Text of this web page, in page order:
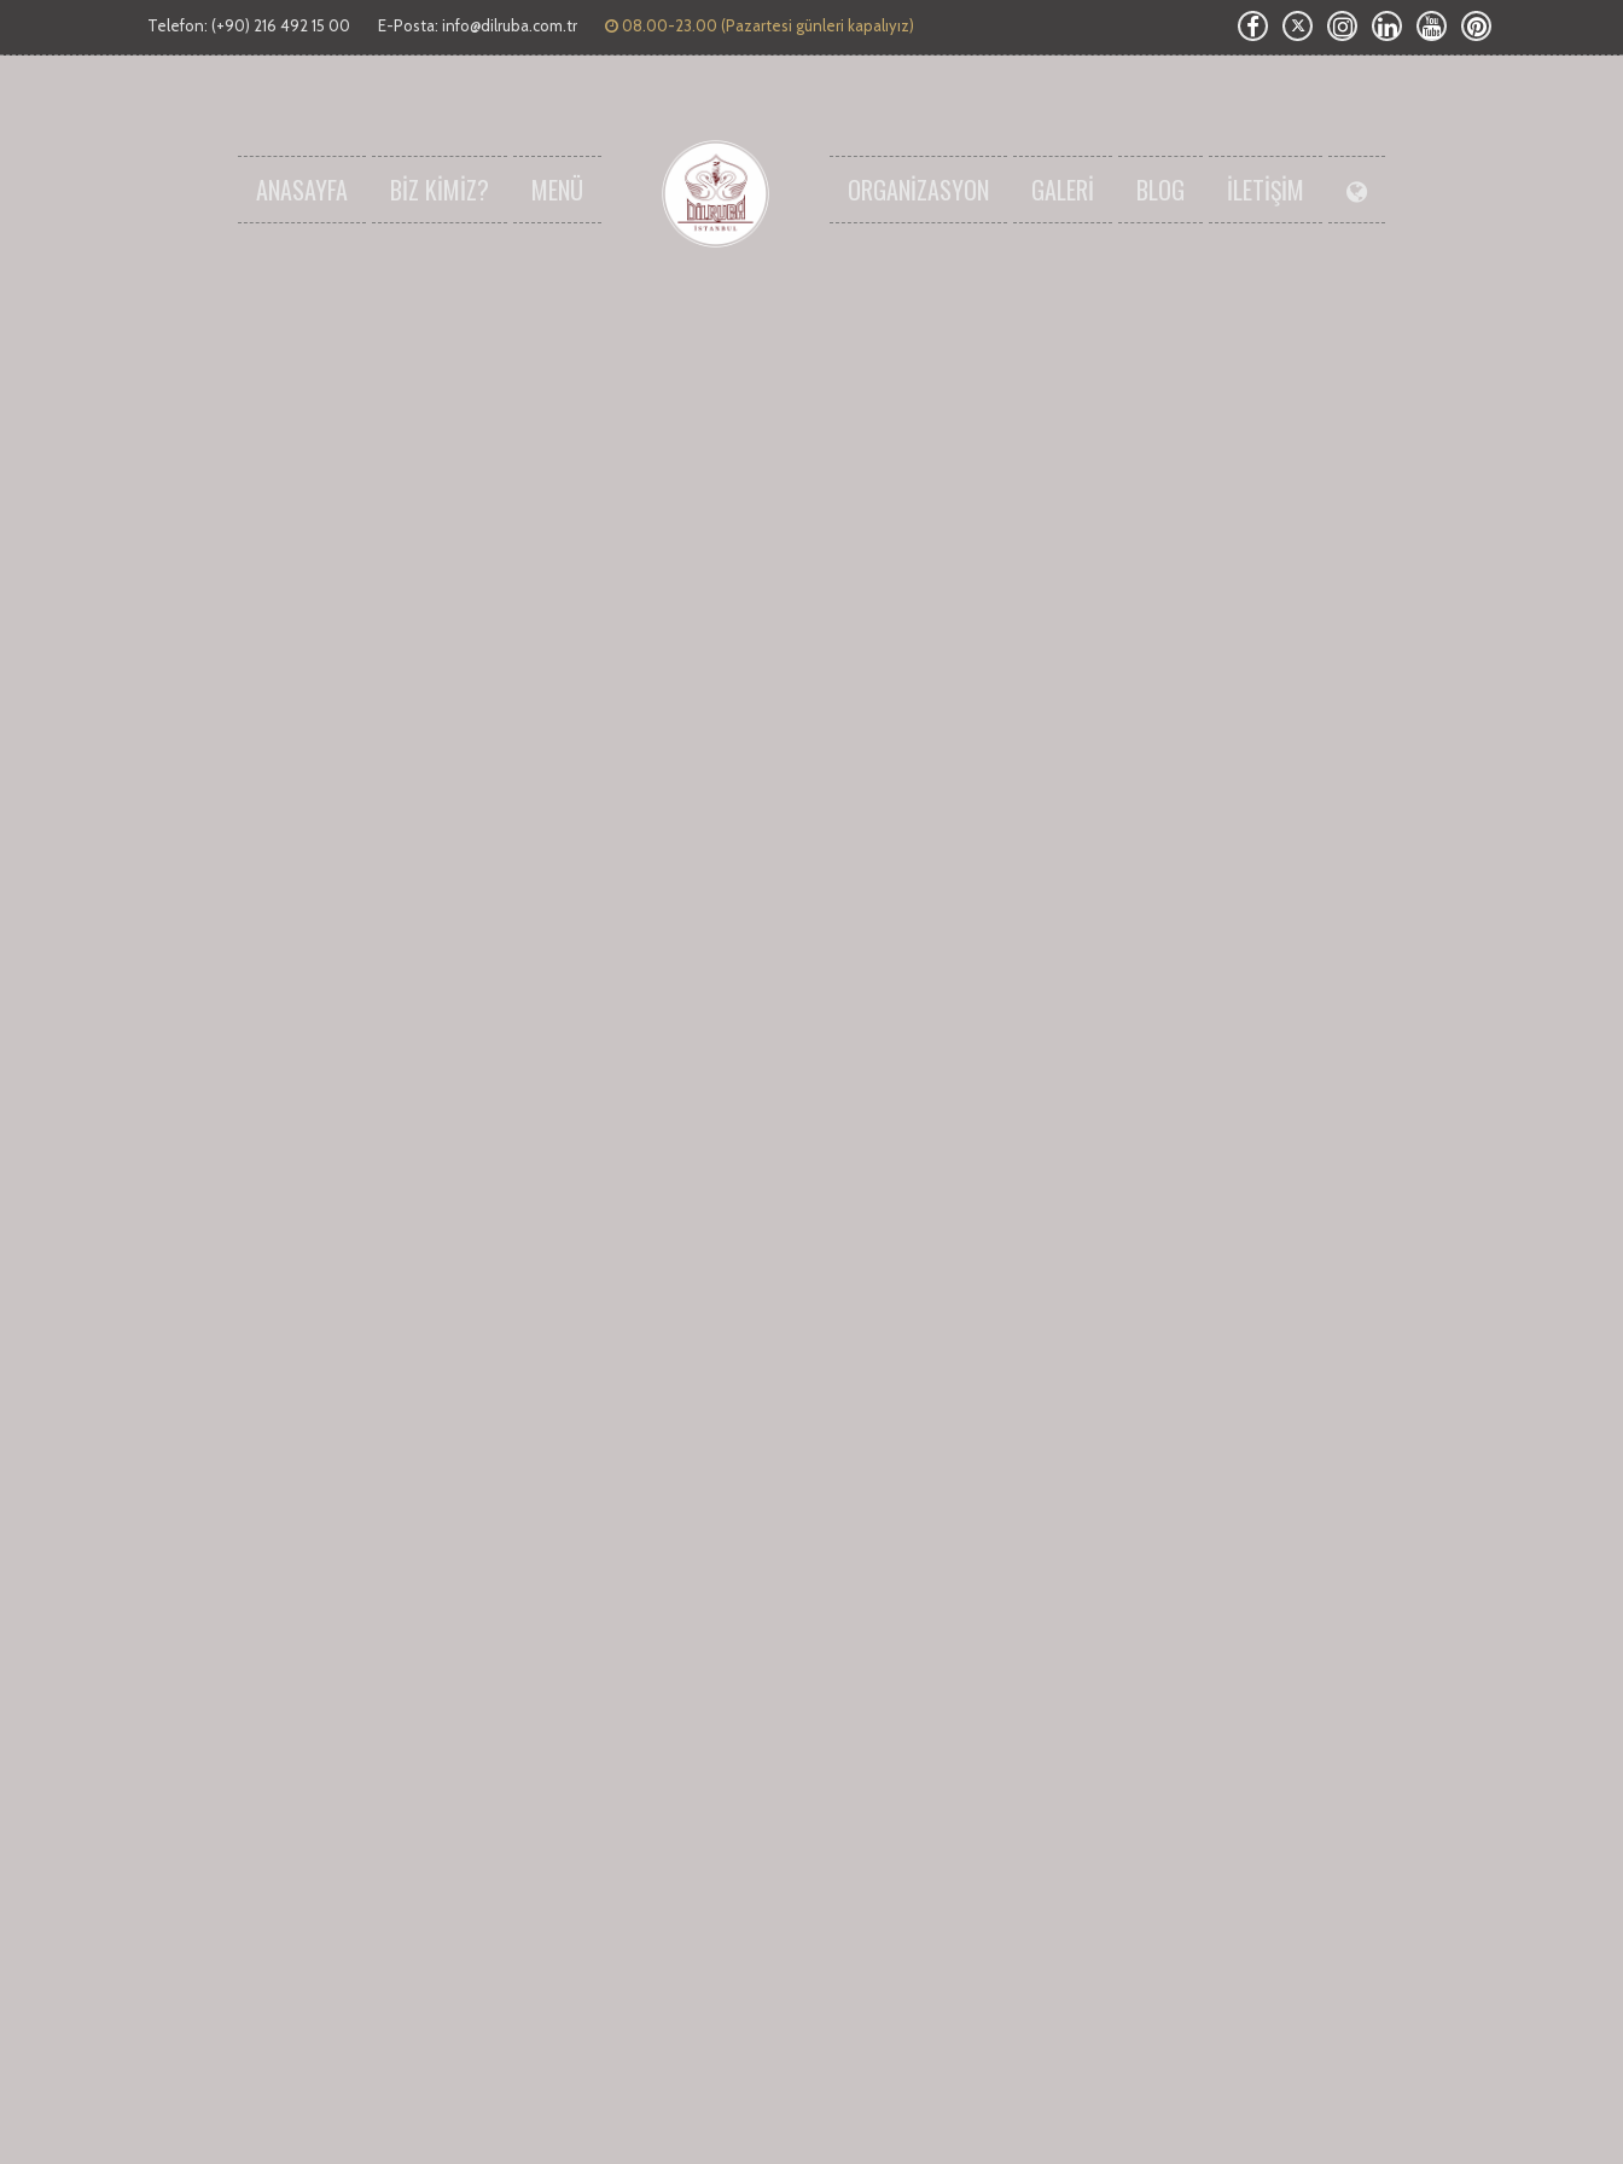
Telefon: (+90) 216 492 15 00 E-Posta: info@dilruba.com.tr 08.00-23.00 (Pazartesi günleri kapalıyız)
ANASAYFA BİZ KİMİZ? MENÜ ORGANIZASYON GALERI BLOG İLETIŞIM